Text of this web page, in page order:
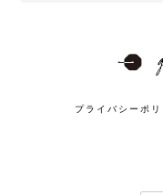
プライバシーポリ